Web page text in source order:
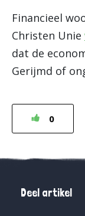
Financieel
Christen Unie
dat de
Gerijmd of
0
Deel artikel